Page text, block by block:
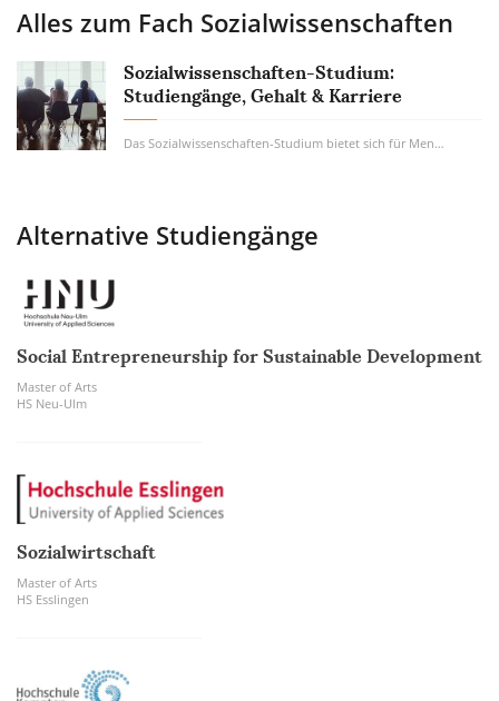
Alles zum Fach Sozialwissenschaften
Sozialwissenschaften-Studium:
Studiengänge, Gehalt & Karriere
Das Sozialwissenschaften-Studium bietet sich für Menschen an, die soziale Strukturen...
Alternative Studiengänge
Social Entrepreneurship for Sustainable Development
Master of Arts
HS Neu-Ulm
Sozialwirtschaft
Master of Arts
HS Esslingen